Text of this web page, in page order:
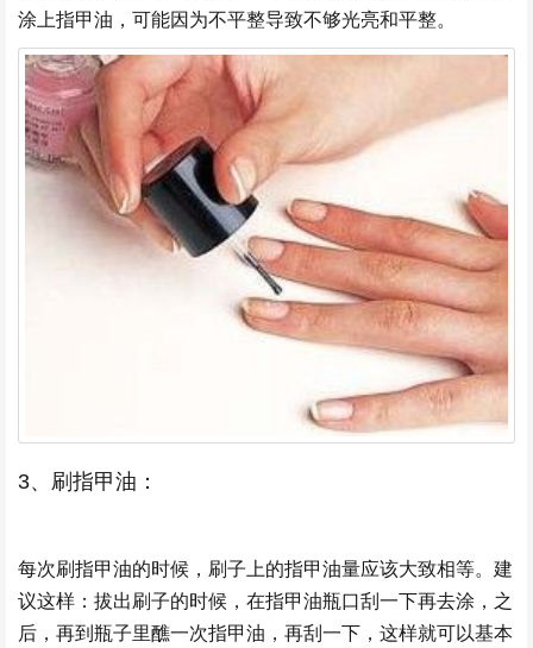
涂上指甲油，可能因为不平整导致不够光亮和平整。
3、刷指甲油：
每次刷指甲油的时候，刷子上的指甲油量应该大致相等。建
议这样：拔出刷子的时候，在指甲油瓶口刮一下再去涂，之
后，再到瓶子里醮一次指甲油，再刮一下，这样就可以基本